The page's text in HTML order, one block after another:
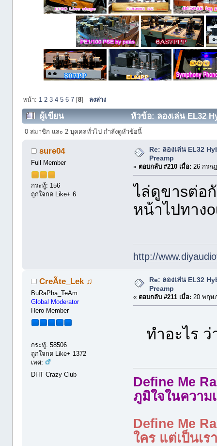
หน้า: 1 2 3 4 5 6 7 [8] ลงล่าง
ผู้เขียน หัวข้อ: ลองเล่น EL32
0 สมาชิก และ 2 บุคคลทั่วไป กำลังดูหัวข้อนี้
sure04
Full Member
กระทู้: 156
ถูกใจกด Like+ 6
Re: ลองเล่น EL32
Preamp
« ตอบกลับ #210 เมื่อ: 26 กรก
ไล่ดูขาsต่อ
หน้าไปทาง
http://
CreÃte_Lek ♫
BuRaPha_TeAm
Global Moderator
Hero Member
กระทู้: 58506
ถูกใจกด Like+ 1372
เพศ:
DHT Crazy Club
Re: ลองเล่น EL32
Preamp
« ตอบกลับ #211 เมื่อ: 20 พฤษ
ทำอะไร
Define Me
ภูมิใจในความ
Define Me
ใคร แต่เป็นเ